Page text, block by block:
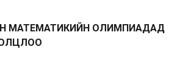
МАТЕМАТИКИЙН ОЛИМПИАДАД